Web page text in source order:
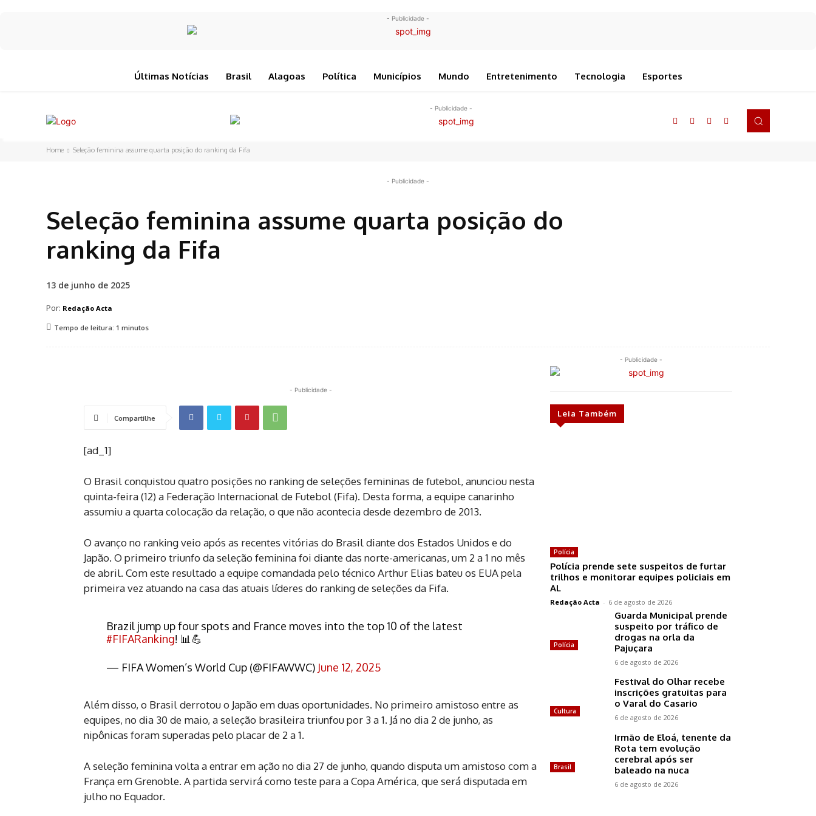
- Publicidade -
Últimas Notícias Brasil Alagoas Política Municípios Mundo Entretenimento Tecnologia Esportes
- Publicidade -
Home Seleção feminina assume quarta posição do ranking da Fifa
- Publicidade -
Seleção feminina assume quarta posição do
ranking da Fifa
13 de junho de 2025
Por: Redação Acta
Tempo de leitura: 1 minutos
- Publicidade -
Compartilhe
[ad_1]
O Brasil conquistou quatro posições no ranking de seleções femininas de futebol, anunciou nesta
quinta-feira (12) a Federação Internacional de Futebol (Fifa). Desta forma, a equipe canarinho
assumiu a quarta colocação da relação, o que não acontecia desde dezembro de 2013.
O avanço no ranking veio após as recentes vitórias do Brasil diante dos Estados Unidos e do
Japão. O primeiro triunfo da seleção feminina foi diante das norte-americanas, um 2 a 1 no mês
de abril. Com este resultado a equipe comandada pelo técnico Arthur Elias bateu os EUA pela
primeira vez atuando na casa das atuais líderes do ranking de seleções da Fifa.
Brazil jump up four spots and France moves into the top 10 of the latest
#FIFARanking! 📊💪
— FIFA Women’s World Cup (@FIFAWWC) June 12, 2025
Além disso, o Brasil derrotou o Japão em duas oportunidades. No primeiro amistoso entre as
equipes, no dia 30 de maio, a seleção brasileira triunfou por 3 a 1. Já no dia 2 de junho, as
nipônicas foram superadas pelo placar de 2 a 1.
A seleção feminina volta a entrar em ação no dia 27 de junho, quando disputa um amistoso com a
França em Grenoble. A partida servirá como teste para a Copa América, que será disputada em
julho no Equador.
- Publicidade -
Leia Também
Polícia
Polícia prende sete suspeitos de furtar
trilhos e monitorar equipes policiais em
AL
Redação Acta - 6 de agosto de 2026
Polícia
Guarda Municipal prende
suspeito por tráfico de
drogas na orla da
Pajuçara
6 de agosto de 2026
Cultura
Festival do Olhar recebe
inscrições gratuitas para
o Varal do Casario
6 de agosto de 2026
Brasil
Irmão de Eloá, tenente da
Rota tem evolução
cerebral após ser
baleado na nuca
6 de agosto de 2026